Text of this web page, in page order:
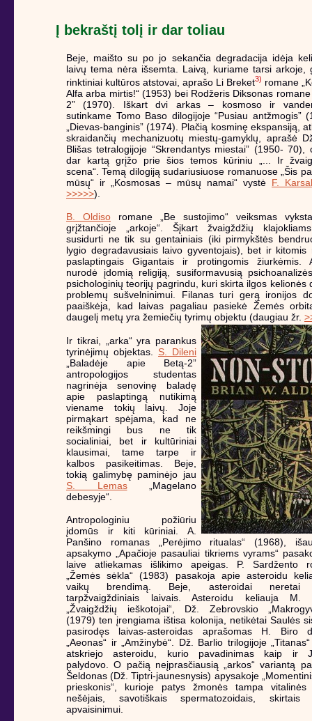
Į bekraštį tolį ir dar toliau
Beje, maišto su po jo sekančia degradacija idėja
laivų tema nėra išsemta. Laivą, kuriame tarsi arkoje,
rinktiniai kultūros atstovai, aprašo Li Breket3) romane
Alfa arba mirtis!“ (1953) bei Rodžeris Diksonas romane
2” (1970). Iškart dvi arkas – kosmoso ir
sutinkame Tomo Baso dilogijoje “Pusiau antžmogis”
„Dievas-banginis” (1974). Plačią kosminę ekspansiją,
skraidančių mechanizuotų miestų-gamyklų, aprašė
Blišas tetralogijoje “Skrendantys miestai” (1950- 70),
dar kartą grįžo prie šios temos kūriniu „... Ir
scena“. Temą dilogiją sudariusiuose romanuose „Šis
mūsų“ ir „Kosmosas – mūsų namai“ vystė F.
>>>>>).
B. Oldiso romane „Be sustojimo“ veiksmas
grįžtančioje „arkoje“. Šįkart žvaigždžių
susidurti ne tik su gentainiais (iki pirmykštės
lygio degradavusiais laivo gyventojais), bet ir kitomis
paslaptingais Gigantais ir protingomis žiurkėmis.
nurodė įdomią religiją, susiformavusią
psichologinių teorijų pagrindu, kuri skirta ilgos kelionės
problemų sušvelninimui. Filanas turi gerą ironijos
paaiškėja, kad laivas pagaliau pasiekė Žemės
daugelį metų yra žemiečių tyrimų objektu (daugiau žr.
Ir tikrai, „arka“ yra parankus
tyrinėjimų objektas. S. Dileni
„Baladėje apie Betą-2”
antropologijos studentas
nagrinėja senovinę baladę
apie paslaptingą nutikimą
viename tokių laivų. Joje
pirmąkart spėjama, kad ne
reikšmingi bus ne tik
socialiniai, bet ir kultūriniai
klausimai, tame tarpe ir
kalbos pasikeitimas. Beje,
tokią galimybę paminėjo jau
S. Lemas„Magelano
debesyje“.
Antropologiniu požiūriu
įdomūs ir kiti kūriniai. A.
Panšino romanas „Perėjimo ritualas“ (1968),
apsakymo „Apačioje pasauliai tikriems vyrams“
laive atliekamas išlikimo apeigas. P. Sardžento
„Žemės sėkla“ (1983) pasakoja apie asteroidu
vaikų brendimą. Beje, asteroidai neretai
tarpžvaigždiniais laivais. Asteroidu keliauja M.
„Žvaigždžių ieškotojai“, Dž. Zebrovskio
(1979) ten įrengiama ištisa kolonija, netikėtai Saulės
pasirodęs laivas-asteroidas aprašomas H. Biro
„Aeonas“ ir „Amžinybė“. Dž. Barlio trilogijoje
atskriejo asteroidu, kurio pavadinimas kaip ir
palydovo. O pačią neįprasčiausią „arkos“ variantą
Šeldonas (Dž. Tiptri-jaunesnysis) apysakoje
prieskonis“, kurioje patys žmonės tampa vitalinės
nešėjais, savotiškais spermatozoidais, skirtais
apvaisinimui.